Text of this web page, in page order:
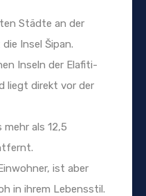
Städte an der
Insel Šipan.
Inseln der Elafiti-
liegt direkt vor der
als 12,5
ist aber
in ihrem Lebensstil.